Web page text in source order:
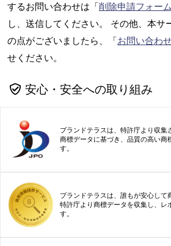
するお問い合わせは「削除申請フォーム
し、送信してください。 その他、本サ
の点がございましたら、「お問い合わ
せください。
安心・安全への取り組み
ブランドテラスは、特許庁より収
商標データに基づき、品質の高い商
す。
ブランドテラスは、誰もが安心して
特許庁より商標データを収集し、レ
す。